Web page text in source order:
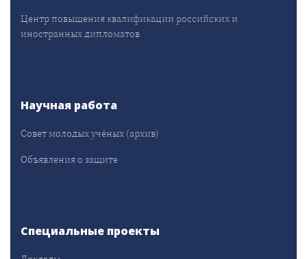
Центр повышения квалификации российских и
иностранных дипломатов
Научная работа
Совет молодых учёных (архив)
Объявления о защите
Специальные проекты